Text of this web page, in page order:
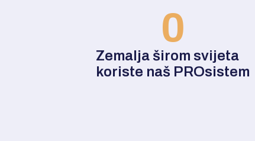
Zemalja širom svijeta
koriste naš PROsistem
0